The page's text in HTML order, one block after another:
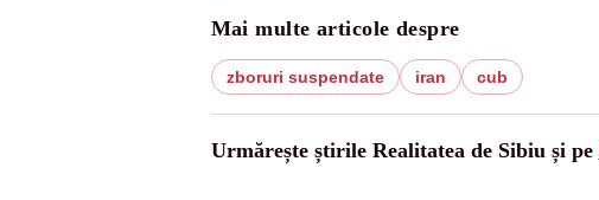
Mai multe articole despre
zboruri suspendate iran cub
Urmărește știrile Realitatea de Sibiu și pe